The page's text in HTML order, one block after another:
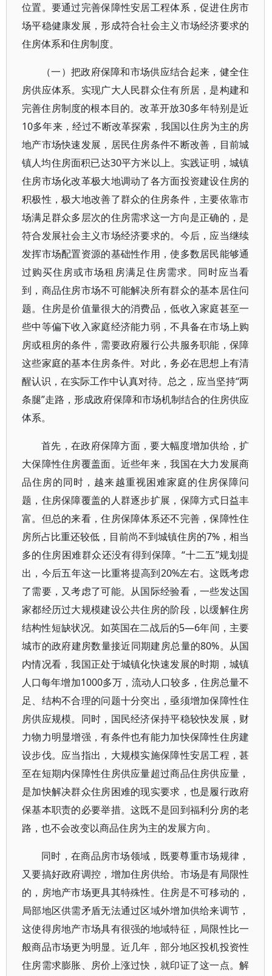
位置。要通过完善保障性安居工程体系，促进住房市
场平稳健康发展，形成符合社会主义市场经济要求的
住房体系和住房制度。
（一）把政府保障和市场供应结合起来，健全住
房供应体系。实现广大人民群众住有所居，是构建和
完善住房制度的根本目的。改革开放30多年特别是近
10多年来，经过不断改革探索，我国以住房为主的房
地产市场快速发展，居民住房条件不断改善，目前城
镇人均住房面积已达30平方米以上。实践证明，城镇
住房市场化改革极大地调动了各方面投资建设住房的
积极性，极大地改善了群众的住房条件，主要依靠市
场满足群众多层次的住房需求这一方向是正确的，是
符合发展社会主义市场经济要求的。今后，应当继续
发挥市场配置资源的基础性作用，使多数居民能够通
过购买住房或市场租房满足住房需求。同时应当看
到，商品住房市场不可能解决所有群众的基本居住问
题。住房是价值量很大的消费品，低收入家庭甚至一
些中等偏下收入家庭经济能力弱，不具备在市场上购
房或租房的条件，需要政府履行公共服务职能，保障
这些家庭的基本住房条件。对此，务必在思想上有清
醒认识，在实际工作中认真对待。总之，应当坚持“两
条腿”走路，形成政府保障和市场机制结合的住房供应
体系。
首先，在政府保障方面，要大幅度增加供给，扩
大保障性住房覆盖面。近些年来，我国在大力发展商
品住房的同时，越来越重视困难家庭的住房保障问
题，住房保障覆盖的人群逐步扩展，保障方式日益丰
富。但总的来看，住房保障体系还不完善，保障性住
房所占比重还较低，目前尚不到城镇住房的7%，相当
多的住房困难群众还没有得到保障。“十二五”规划提
出，今后五年这一比重将提高到20%左右。这既考虑
了需要，又考虑了可能。从国际经验看，一些发达国
家都经历过大规模建设公共住房的阶段，以缓解住房
结构性短缺状况。如英国在二战后的5—6年间，主要
城市的政府建房数量接近同期建房总量的80%。从国
内情况看，我国正处于城镇化快速发展的时期，城镇
人口每年增加1000多万，流动人口较多，住房总量不
足、结构不合理的问题十分突出，亟须增加保障性住
房供应规模。同时，国民经济保持平稳较快发展，财
力物力明显增强，有条件也有能力加快保障性住房建
设步伐。应当指出，大规模实施保障性安居工程，甚
至在短期内保障性住房供应量超过商品住房供应量，
是加快解决群众住房困难的现实要求，也是履行政府
保基本职责的必要举措。这既不是回到福利分房的老
路，也不会改变以商品住房为主的发展方向。
同时，在商品房市场领域，既要尊重市场规律，
又要搞好政府调控，增加住房供给。市场是有局限性
的，房地产市场更具其特殊性。住房是不可移动的，
局部地区供需矛盾无法通过区域外增加供给来调节，
这使得房地产市场具有很强的地域特征，局限性比一
般商品市场更为明显。近几年，部分地区投机投资性
住房需求膨胀、房价上涨过快，就印证了这一点。解